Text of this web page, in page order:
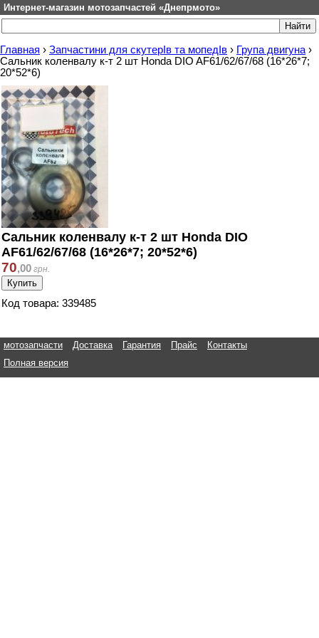
Интернет-магазин мотозапчастей «Днепрмото»
Главная › Запчастини для скутерІв та мопедІв › Група двигуна ›
Сальник коленвалу к-т 2 шт Honda DIO AF61/62/67/68 (16*26*7;
20*52*6)
Сальник коленвалу к-т 2 шт Honda DIO
AF61/62/67/68 (16*26*7; 20*52*6)
70,00 грн.
Код товара: 339485
мотозапчасти Доставка Гарантия Прайс
Контакты
Полная версия